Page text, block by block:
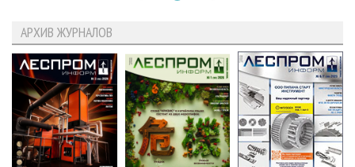
АРХИВ ЖУРНАЛОВ